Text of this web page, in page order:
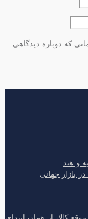
که دوباره دیدگاهی
و هند
بازار جهانی